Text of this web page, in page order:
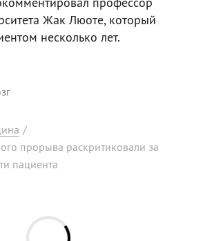
Жак Люоте, который
несколько лет.
/
прорыва раскритиковали за
пациента